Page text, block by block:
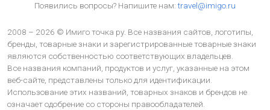
Появились вопросы? Напишите нам:travel@imigo.ru
2008 – 2026 © Имиго точка ру. Все названия сайтов, логотипы,
бренды, товарные знаки и зарегистрированные товарные знаки
являются собственностью соответствующих владельцев.
Все названия компаний, продуктов и услуг, указанные на этом
веб-сайте, представлены только для идентификации.
Использование этих названий, товарных знаков и брендов не
означает одобрение со стороны правообладателей.